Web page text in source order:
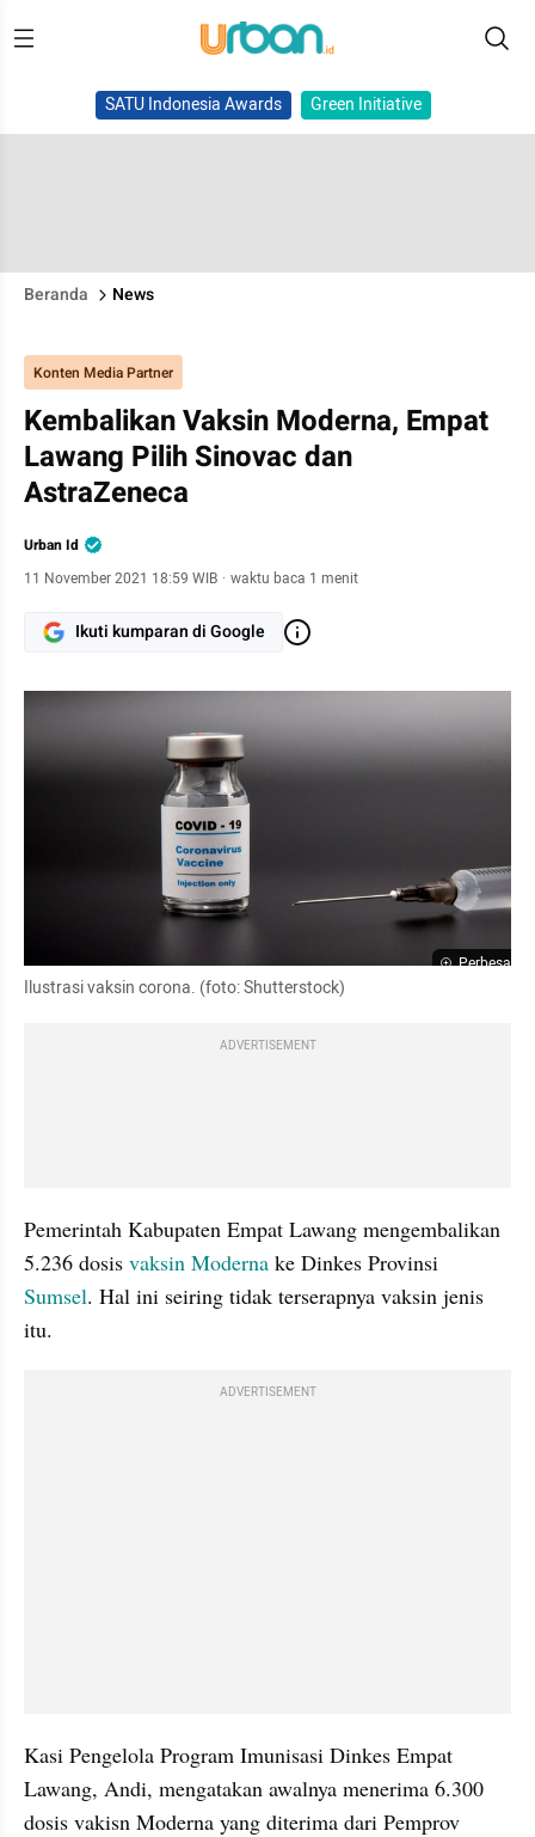
SATU Indonesia Awards Green Initiative
Beranda News
Konten Media Partner
Kembalikan Vaksin Moderna, Empat
Lawang Pilih Sinovac dan
AstraZeneca
Urban Id
11 November 2021 18:59 WIB · waktu baca 1 menit
Ikuti kumparan di Google
Perbesar
Ilustrasi vaksin corona. (foto: Shutterstock)
ADVERTISEMENT
Pemerintah Kabupaten Empat Lawang mengembalikan
5.236 dosis vaksin Moderna
Sumsel. Hal ini seiring tidak terserapnya vaksin jenis
itu.
ADVERTISEMENT
Kasi Pengelola Program Imunisasi Dinkes Empat
Lawang, Andi, mengatakan awalnya menerima 6.300
dosis vakisn Moderna yang diterima dari Pemprov